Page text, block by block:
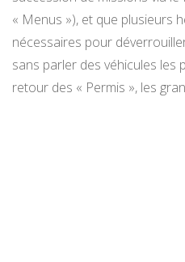
« Menus »), et que plusieurs
nécessaires pour
sans parler des véhicules les
retour des « Permis », les